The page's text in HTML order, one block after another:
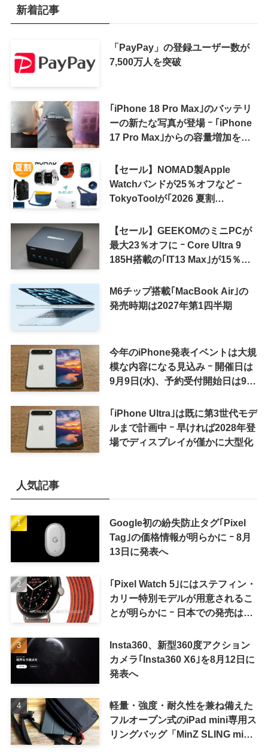
新着記事
「PayPay」の登録ユーザー数が
7,500万人を突破
｢iPhone 18 Pro Max｣のバッテリ
ーの新たな写真が登場 ｰ ｢iPhone
17 Pro Max｣からの容量増加を確
【セール】NOMAD製Apple
Watchバンドが25％オフなど ｰ
TokyoToolが｢2026 夏割
【セール】GEEKOMのミニPCが
最大23％オフに ｰ Core Ultra 9
185H搭載の｢IT13 Max｣が15％オ
M6チップ搭載｢MacBook Air｣の
発売時期は2027年第1四半期
今年のiPhone発表イベントは大規
模な内容になる見込み ｰ 開催日は
9月9日(水)、予約受付開始日は9月
｢iPhone Ultra｣は既に第3世代モデ
ルまで計画中 ｰ 早ければ2028年登
場でディスプレイが僅かに大型化
人気記事
Google初の紛失防止タグ｢Pixel
Tag｣の価格情報が明らかに ｰ 8月
13日に発表へ
｢Pixel Watch 5｣にはステフィン・
カリー特別モデルが用意されるこ
とが明らかに ｰ 日本での発売は期
Insta360、新型360度アクション
カメラ｢Insta360 X6｣を8月12日に
発表へ
軽量・強度・耐久性を兼ね備えた
フルオープン式のiPad mini専用ス
リングバッグ「MinZ SLING mini